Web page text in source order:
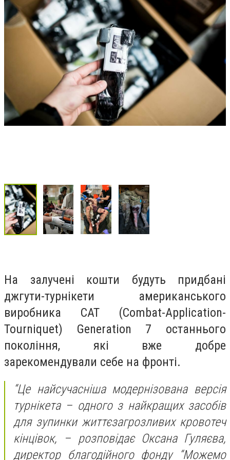
На залучені кошти будуть придбані
джгути-турнікети американського
виробника CAT (Combat-Application-
Tourniquet) Generation 7 останнього
покоління, які вже добре
зарекомендували себе на фронті.
“Це найсучасніша модернізована версія
турнікета – одного з найкращих засобів
для зупинки життєзагрозливих кровотеч
кінцівок, – розповідає Оксана Гуляєва,
директор благодійного фонду “Можемо